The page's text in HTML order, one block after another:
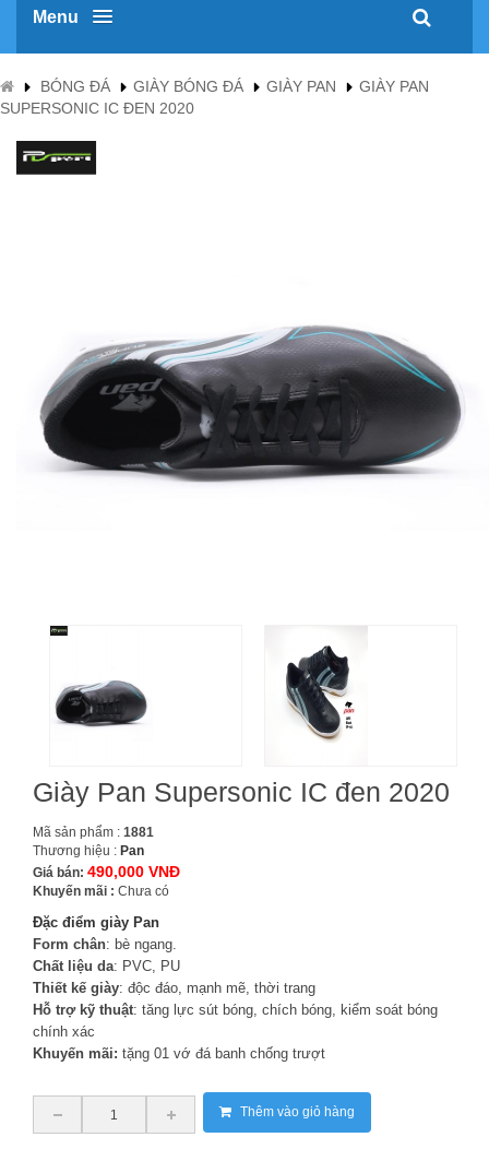
Menu
BÓNG ĐÁ GIÀY BÓNG ĐÁ GIÀY PAN
GIÀY PAN
SUPERSONIC IC ĐEN 2020
Giày Pan Supersonic IC đen 2020
Mã sản phẩm : 1881
Thương hiệu : Pan
Giá bán: 490,000 VNĐ
Khuyến mãi : Chưa có
Đặc điểm giày Pan
Form chân: bè ngang.
Chất liệu da: PVC, PU
Thiết kế giày: độc đáo, mạnh mẽ, thời trang
Hỗ trợ kỹ thuật: tăng lực sút bóng, chích bóng, kiểm soát bóng
chính xác
Khuyến mãi: tặng 01 vớ đá banh chống trượt
Thêm vào giỏ hàng